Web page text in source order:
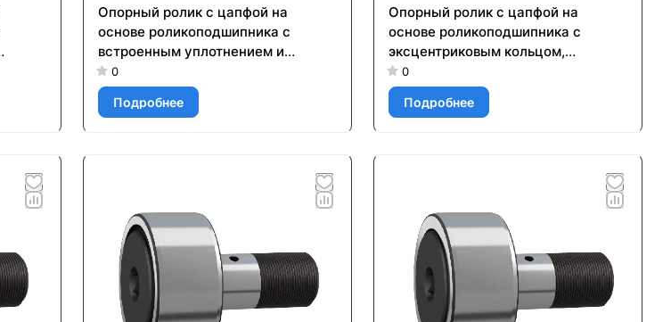
Опорный ролик с цапфой на
основе роликоподшипника с
встроенным уплотнением и
элементами для повторного
смазывания KRV 16 PP
0
Подробнее
Опорный ролик с цапфой на
основе роликоподшипника с
эксцентриковым кольцом,
встроенным уплотнением и
элементами для повторного
смазывания KRE 80 PP
0
Подробнее